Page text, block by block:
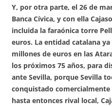
Y, por otra parte, el 26 de
Banca Cívica, y con ella
incluida la faraónica torre
euros. La entidad catalana
millones de euros en las
los próximos 75 años, para
ante Sevilla, porque Sevilla
conquistado comercialmente
hasta entonces rival local,